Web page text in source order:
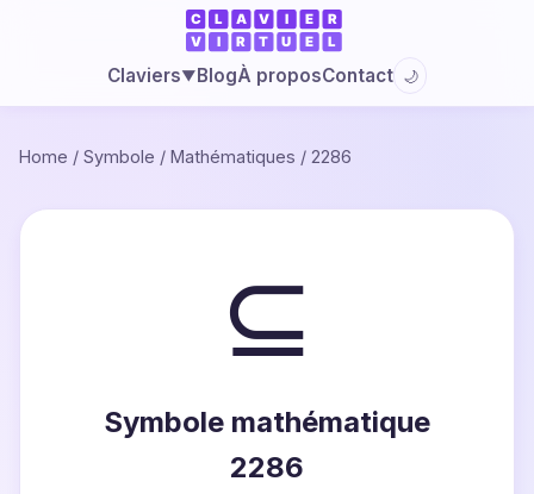
Claviers▼BlogÀ proposContact 🌙
Home / Symbole / Mathématiques / 2286
⊆
Symbole mathématique
2286